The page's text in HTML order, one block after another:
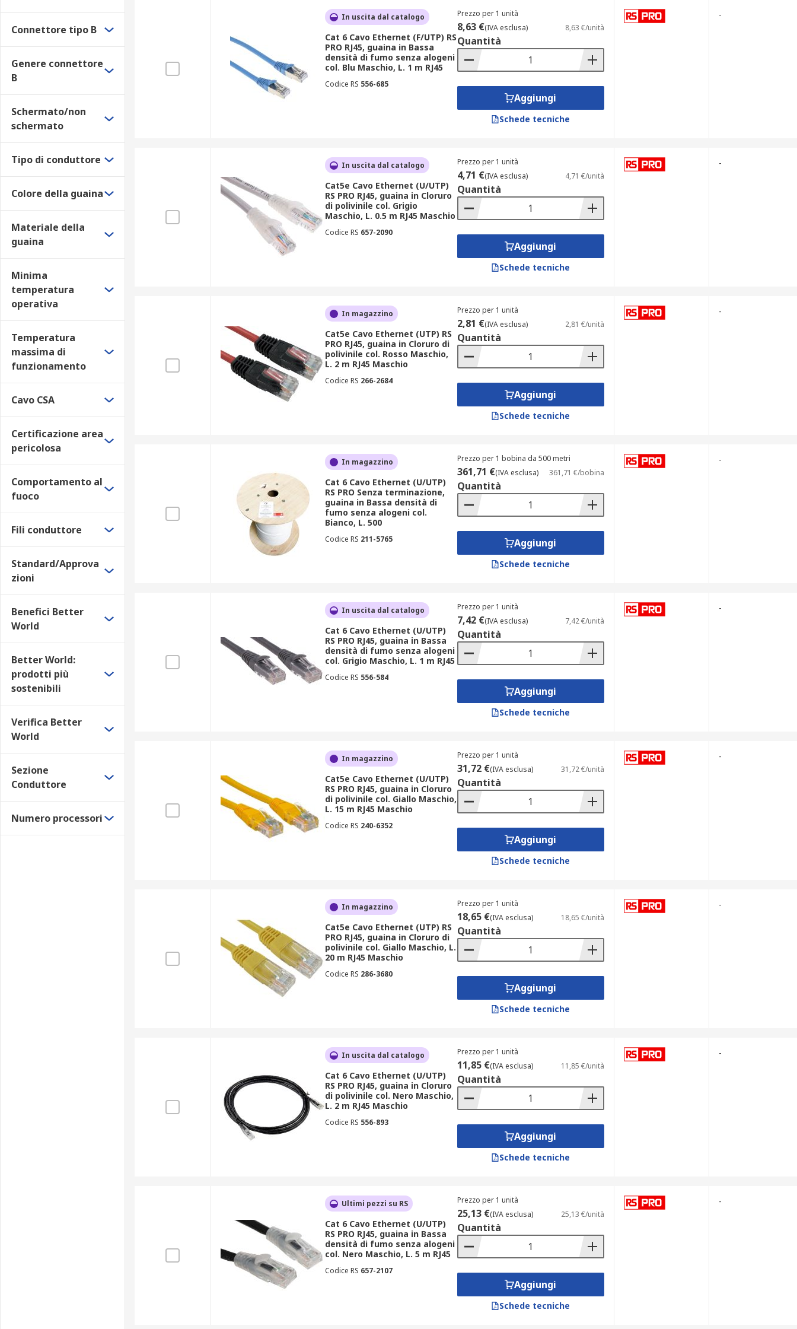
Materiali e colori
Le guaine dei cavi Ethernet possono essere realizzate con diversi materiali e sono disponibili in vari colori, per facilitare l’identificazione e l’installazione.
Le opzioni dei materiali principali includono:
LSZH
PUR
Le opzioni dei colori principali includono:
Verde
Giallo
RS Online offre spedizione rapida in 24/48 ore sui principali cavi di rete e cavi LAN.
Connettore tipo B
Genere connettore
B
Schermato/non
schermato
Tipo di conduttore
Colore della guaina
Materiale della
guaina
Minima
temperatura
operativa
Temperatura
massima di
funzionamento
Cavo CSA
Certificazione area
pericolosa
Comportamento al
fuoco
Fili conduttore
Standard/Approva
zioni
Benefici Better
World
Better World:
prodotti più
sostenibili
Verifica Better
World
Sezione
Conduttore
Numero processori
In uscita dal catalogo
Cat 6 Cavo Ethernet (F/UTP) RS
PRO RJ45, guaina in Bassa
densità di fumo senza alogeni
col. Blu Maschio, L. 1 m RJ45
Codice RS 556-685
Prezzo per 1 unità
8,63 €(IVA esclusa) 8,63 €/unità
Quantità
Aggiungi
Schede tecniche
-
In uscita dal catalogo
Cat5e Cavo Ethernet (U/UTP)
RS PRO RJ45, guaina in Cloruro
di polivinile col. Grigio
Maschio, L. 0.5 m RJ45 Maschio
Codice RS 657-2090
Prezzo per 1 unità
4,71 €(IVA esclusa) 4,71 €/unità
Quantità
Aggiungi
Schede tecniche
-
In magazzino
Cat5e Cavo Ethernet (UTP) RS
PRO RJ45, guaina in Cloruro di
polivinile col. Rosso Maschio,
L. 2 m RJ45 Maschio
Codice RS 266-2684
Prezzo per 1 unità
2,81 €(IVA esclusa) 2,81 €/unità
Quantità
Aggiungi
Schede tecniche
-
In magazzino
Cat 6 Cavo Ethernet (U/UTP)
RS PRO Senza terminazione,
guaina in Bassa densità di
fumo senza alogeni col.
Bianco, L. 500
Codice RS 211-5765
Prezzo per 1 bobina da 500 metri
361,71 €(IVA esclusa) 361,71 €/bobina
Quantità
Aggiungi
Schede tecniche
-
In uscita dal catalogo
Cat 6 Cavo Ethernet (U/UTP)
RS PRO RJ45, guaina in Bassa
densità di fumo senza alogeni
col. Grigio Maschio, L. 1 m RJ45
Codice RS 556-584
Prezzo per 1 unità
7,42 €(IVA esclusa) 7,42 €/unità
Quantità
Aggiungi
Schede tecniche
-
In magazzino
Cat5e Cavo Ethernet (U/UTP)
RS PRO RJ45, guaina in Cloruro
di polivinile col. Giallo Maschio,
L. 15 m RJ45 Maschio
Codice RS 240-6352
Prezzo per 1 unità
31,72 €(IVA esclusa) 31,72 €/unità
Quantità
Aggiungi
Schede tecniche
-
In magazzino
Cat5e Cavo Ethernet (UTP) RS
PRO RJ45, guaina in Cloruro di
polivinile col. Giallo Maschio, L.
20 m RJ45 Maschio
Codice RS 286-3680
Prezzo per 1 unità
18,65 €(IVA esclusa) 18,65 €/unità
Quantità
Aggiungi
Schede tecniche
-
In uscita dal catalogo
Cat 6 Cavo Ethernet (U/UTP)
RS PRO RJ45, guaina in Cloruro
di polivinile col. Nero Maschio,
L. 2 m RJ45 Maschio
Codice RS 556-893
Prezzo per 1 unità
11,85 €(IVA esclusa) 11,85 €/unità
Quantità
Aggiungi
Schede tecniche
-
Ultimi pezzi su RS
Cat 6 Cavo Ethernet (U/UTP)
RS PRO RJ45, guaina in Bassa
densità di fumo senza alogeni
col. Nero Maschio, L. 5 m RJ45
Codice RS 657-2107
Prezzo per 1 unità
25,13 €(IVA esclusa) 25,13 €/unità
Quantità
Aggiungi
Schede tecniche
-